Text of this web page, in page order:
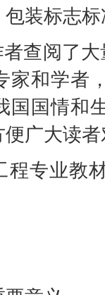
装标志
查阅了
家和学者
国国情和
广大读
程专业教